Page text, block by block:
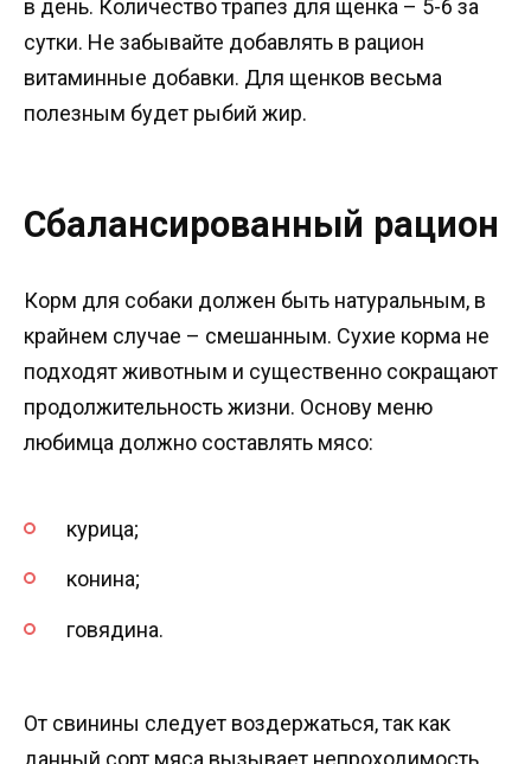
в день. Количество трапез для щенка – 5-6 за
сутки. Не забывайте добавлять в рацион
витаминные добавки. Для щенков весьма
полезным будет рыбий жир.
Сбалансированный рацион
Корм для собаки должен быть натуральным, в
крайнем случае – смешанным. Сухие корма не
подходят животным и существенно сокращают
продолжительность жизни. Основу меню
любимца должно составлять мясо:
курица;
конина;
говядина.
От свинины следует воздержаться, так как
данный сорт мяса вызывает непроходимость